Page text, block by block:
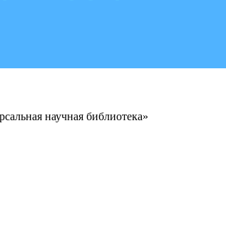
научная библиотека»